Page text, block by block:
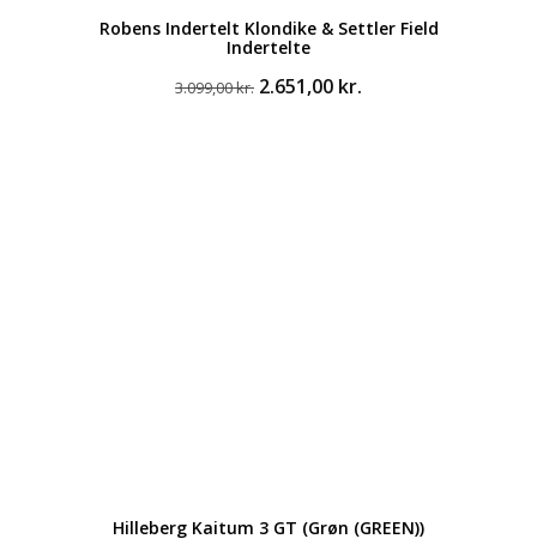
Robens Indertelt Klondike & Settler Field
Indertelte
3.099,00kr. Den
2.651,00 kr.
Hilleberg Kaitum 3 GT (Grøn (GREEN))